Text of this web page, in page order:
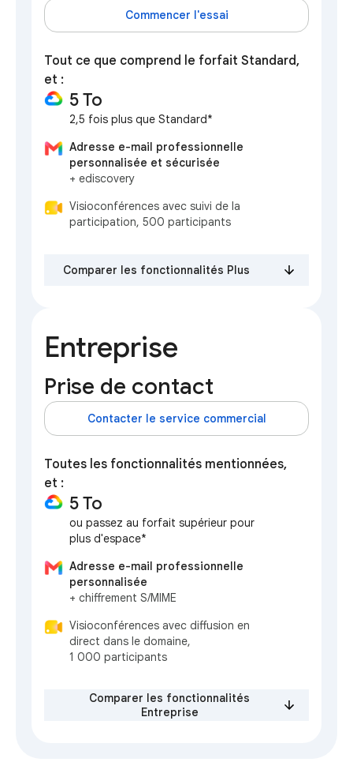
Commencer l'essai
Tout ce que comprend le forfait Standard,
et :
5 To
2,5 fois plus que Standard*
Adresse e-mail professionnelle
personnalisée et sécurisée
+ ediscovery
Visioconférences avec suivi de la
participation, 500 participants
Comparer les fonctionnalités Plus
Entreprise
Prise de contact
Contacter le service commercial
Toutes les fonctionnalités mentionnées,
et :
5 To
ou passez au forfait supérieur pour
plus d'espace*
Adresse e-mail professionnelle
personnalisée
+ chiffrement S/MIME
Visioconférences avec diffusion en
direct dans le domaine,
1 000 participants
Comparer les fonctionnalités
Entreprise